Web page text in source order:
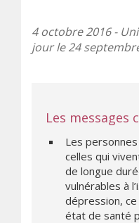
4 octobre 2016 -
jour le 24
Les messages
Les
celles qui
de longue
vulnérables à
dépression,
état de santé